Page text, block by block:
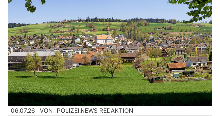
06.07.26 VON POLIZEI.NEWS REDAKTION